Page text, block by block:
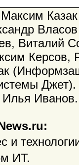
Максим Казак
Власов
Виталий
Керсов,
Джет).
Илья Иванов.
и
ИТ.